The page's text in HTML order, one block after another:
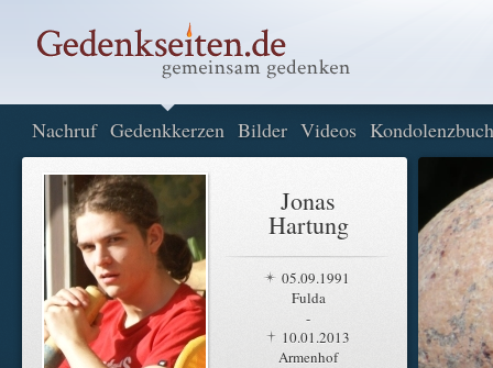
Nachruf Gedenkkerzen Bilder Videos Kondolenzbuch
Jonas
Hartung
05.09.1991
Fulda
-
10.01.2013
Armenhof